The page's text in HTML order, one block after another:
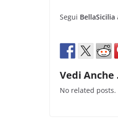
Segui BellaSicilia
Vedi Anche
No related posts.